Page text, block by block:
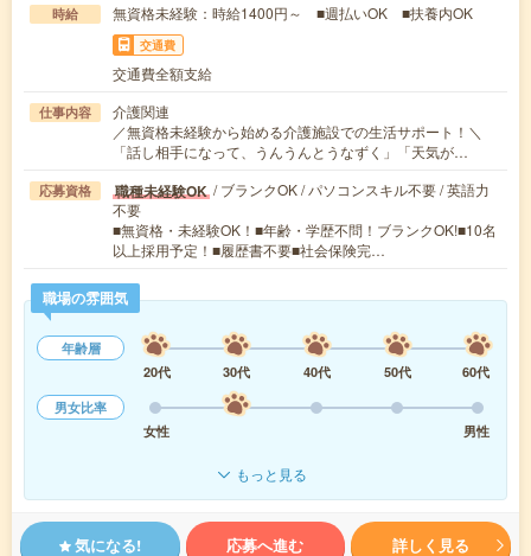
時給 無資格未経験：時給1400円～ ■週払いOK ■扶養内OK
交通費
交通費全額支給
仕事内容
介護関連
／無資格未経験から始める介護施設での生活サポート！＼
「話し相手になって、うんうんとうなずく」「天気が…
応募資格 職種未経験OK / ブランクOK / パソコンスキル不要 / 英語力
不要
■無資格・未経験OK！■年齢・学歴不問！ブランクOK!■10名
以上採用予定！■履歴書不要■社会保険完…
職場の雰囲気
年齢層
20代
30代 40代 50代
60代
男女比率
女性
男性
もっと見る
気になる! 応募へ進む 詳しく見る